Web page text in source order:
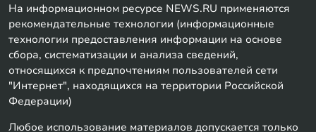
На информационном ресурсе NEWS.RU применяются
рекомендательные технологии (информационные
технологии предоставления информации на основе
сбора, систематизации и анализа сведений,
относящихся к предпочтениям пользователей сети
"Интернет", находящихся на территории Российской
Федерации)
Любое использование материалов допускается только